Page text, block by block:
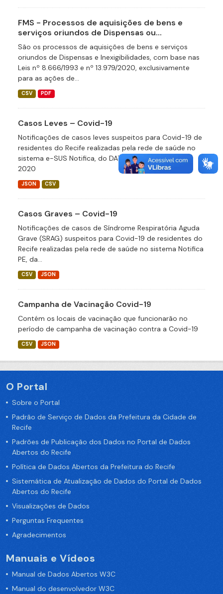
FMS - Processos de aquisições de bens e
serviços oriundos de Dispensas ou...
São os processos de aquisições de bens e serviços
oriundos de Dispensas e Inexigibilidades, com base nas
Leis nº 8.666/1993 e nº 13.979/2020, exclusivamente
para as ações de...
CSV PDF
Casos Leves – Covid-19
Notificações de casos leves suspeitos para Covid-19 de
residentes do Recife realizadas pela rede de saúde no
sistema e-SUS Notifica, do DATASUS desde abril de
2020
JSON CSV
Casos Graves – Covid-19
Notificações de casos de Síndrome Respiratória Aguda
Grave (SRAG) suspeitos para Covid-19 de residentes do
Recife realizadas pela rede de saúde no sistema Notifica
PE, da...
CSV JSON
Campanha de Vacinação Covid-19
Contém os locais de vacinação que funcionarão no
período de campanha de vacinação contra a Covid-19
CSV JSON
O Portal
Sobre o Portal
Padrão de Serviço de Dados da Prefeitura da Cidade de
Recife
Padrões de Publicação dos Dados no Portal de Dados
Abertos do Recife
Política de Dados Abertos da Prefeitura do Recife
Sistemática de Atualização de Dados do Portal de Dados
Abertos do Recife
Visualizações de Dados
Perguntas Frequentes
Agradecimentos
Manuais e Vídeos
Manual de Dados Abertos W3C
Manual do desenvolvedor W3C